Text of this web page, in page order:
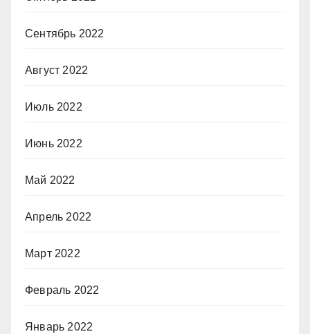
Сентябрь 2022
Август 2022
Июль 2022
Июнь 2022
Май 2022
Апрель 2022
Март 2022
Февраль 2022
Январь 2022